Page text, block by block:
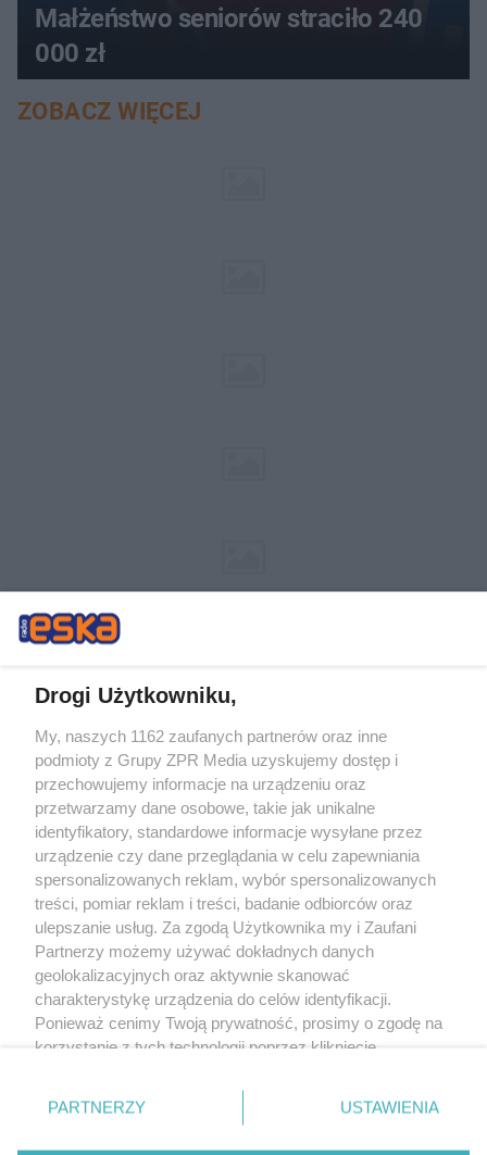
Małżeństwo seniorów straciło 240
000 zł
ZOBACZ WIĘCEJ
Żaden utwór zamieszczony w serwisie nie może być powielany i
rozpowszechniany lub dalej rozpowszechniany w jakikolwiek sposób (w
tym także elektroniczny lub mechaniczny) na jakimkolwiek polu
eksploatacji w jakiejkolwiek formie, włącznie z umieszczaniem w Internecie
bez pisemnej zgody właściciela praw. Jakiekolwiek użycie lub
wykorzystanie utworów w całości lub w części z naruszeniem prawa, tzn.
bez właściwej zgody, jest zabronione pod groźbą kary i może być ścigane
prawnie.
O nas
Drogi Użytkowniku,
My, naszych 1162 zaufanych partnerów oraz inne
podmioty z Grupy ZPR Media uzyskujemy dostęp i
przechowujemy informacje na urządzeniu oraz
przetwarzamy dane osobowe, takie jak unikalne
identyfikatory, standardowe informacje wysyłane przez
urządzenie czy dane przeglądania w celu zapewniania
spersonalizowanych reklam, wybór spersonalizowanych
treści, pomiar reklam i treści, badanie odbiorców oraz
ulepszanie usług. Za zgodą Użytkownika my i Zaufani
Partnerzy możemy używać dokładnych danych
geolokalizacyjnych oraz aktywnie skanować
charakterystykę urządzenia do celów identyfikacji.
Ponieważ cenimy Twoją prywatność, prosimy o zgodę na
korzystanie z tych technologii poprzez kliknięcie
zmienić/wycofać klikając przycisk ustawień prywatności
znajdujący się w lewym dolnym rogu strony
rodzaje przetwarzania danych nie wymagają zgody
PARTNERZY USTAWIENIA